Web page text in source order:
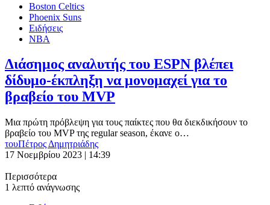
Boston Celtics
Phoenix Suns
Ειδήσεις
ΝΒΑ
Διάσημος αναλυτής του ESPN βλέπει
δίδυμο-έκπληξη να μονομαχεί για το
βραβείο του MVP
Μια πρώτη πρόβλεψη για τους παίκτες που θα διεκδικήσουν το
βραβείο του MVP της regular season, έκανε ο…
τουΠέτρος Δημητριάδης
17 Νοεμβρίου 2023 | 14:39
Περισσότερα
1 λεπτό ανάγνωσης